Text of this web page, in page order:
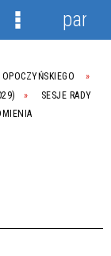
SESJE RADY
Menu
szczegółowe
panel